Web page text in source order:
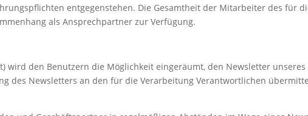
entgegenstehen. Die Gesamtheit der Mitarbeiter des für
als Ansprechpartner zur Verfügung.
wird den Benutzern die Möglichkeit eingeräumt, den Newsletter
des Newsletters an den für die Verarbeitung Verantwortlichen